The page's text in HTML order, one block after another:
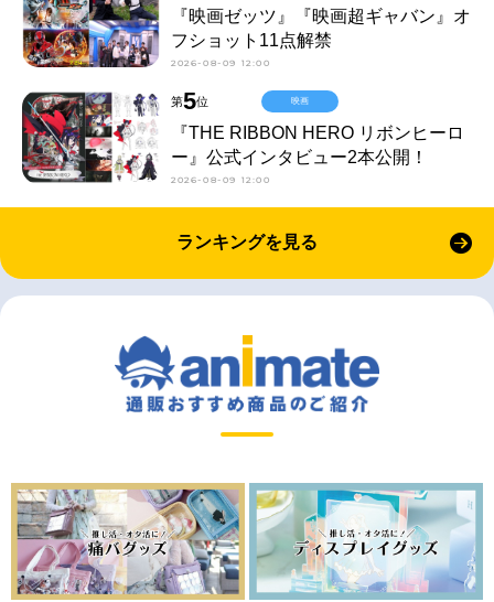
『映画ゼッツ』『映画超ギャバン』オ
フショット11点解禁
2026-08-09 12:00
第5位
『THE RIBBON HERO リボンヒーロ
ー』公式インタビュー2本公開！
2026-08-09 12:00
映画
ランキングを見る